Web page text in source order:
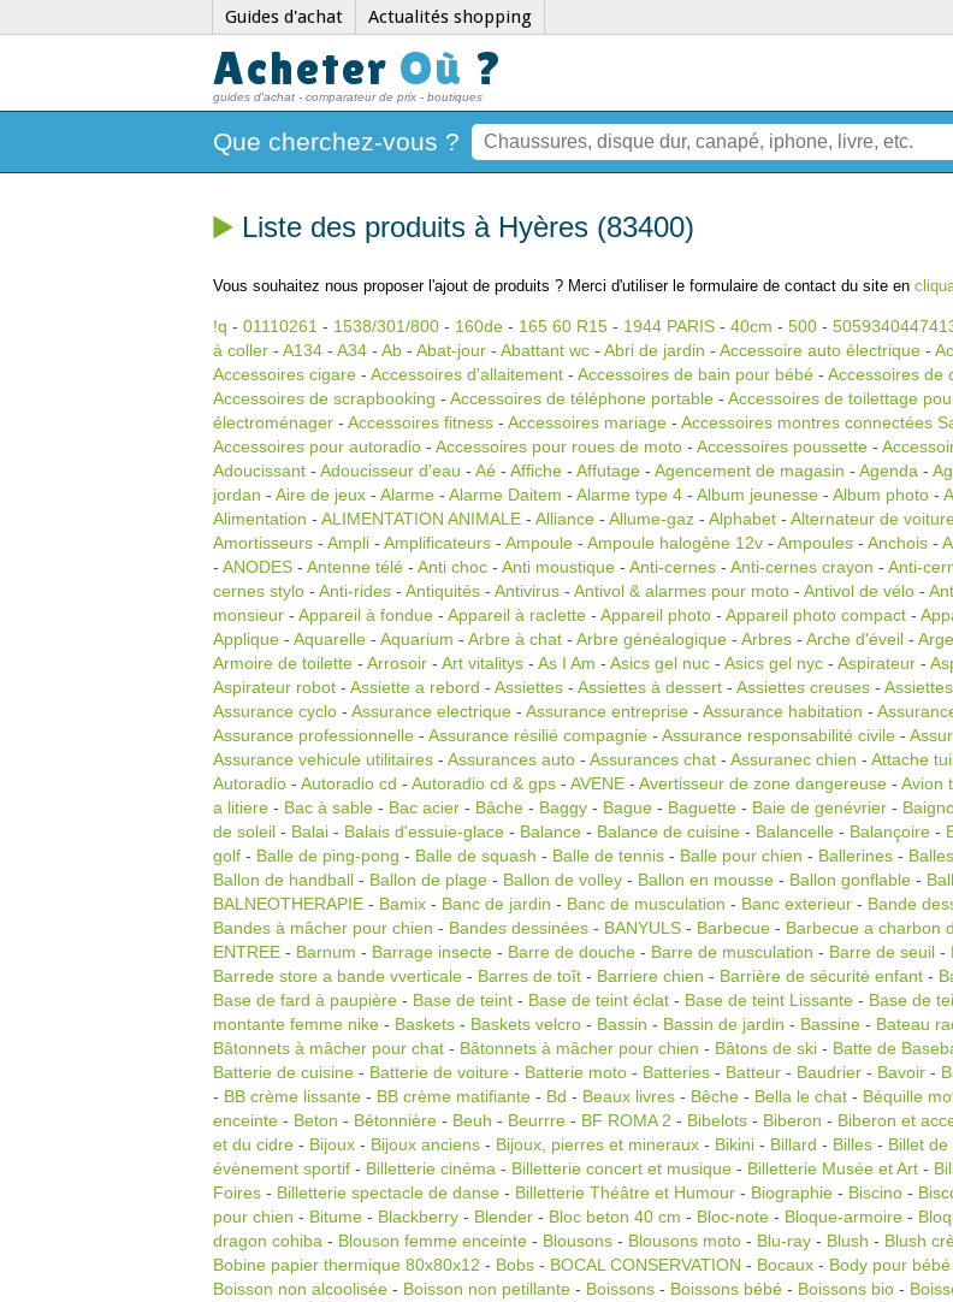
Guides d'achat Actualités shopping
Acheter Où ?
guides d'achat - comparateur de prix - boutiques
Que cherchez-vous ?
Liste des produits à Hyères (83400)
Vous souhaitez nous proposer l'ajout de produits ? Merci d'utiliser le formulaire de contact du site en
!q - 01110261 - 1538/301/800 - 160de - 165 60 R15 - 1944 PARIS - 40cm - 500 -
à coller - A134 - A34 - Ab - Abat-jour - Abattant wc - Abri de jardin - Accessoire auto électrique -
Accessoires cigare - Accessoires d'allaitement - Accessoires de bain pour bébé - Accessoires de
Accessoires de scrapbooking - Accessoires de téléphone portable - Accessoires de toilettage
électroménager - Accessoires fitness - Accessoires mariage - Accessoires montres connectées
Accessoires pour autoradio - Accessoires pour roues de moto - Accessoires poussette -
Adoucissant - Adoucisseur d'eau - Aé - Affiche - Affutage - Agencement de magasin - Agenda -
jordan - Aire de jeux - Alarme - Alarme Daitem - Alarme type 4 - Album jeunesse - Album photo -
Alimentation - ALIMENTATION ANIMALE - Alliance - Allume-gaz - Alphabet - Alternateur de
Amortisseurs - Ampli - Amplificateurs - Ampoule - Ampoule halogène 12v - Ampoules - Anchois -
- ANODES - Antenne télé - Anti choc - Anti moustique - Anti-cernes - Anti-cernes crayon - Anti-
cernes stylo - Anti-rides - Antiquités - Antivirus - Antivol & alarmes pour moto - Antivol de vélo -
monsieur - Appareil à fondue - Appareil à raclette - Appareil photo - Appareil photo compact -
Applique - Aquarelle - Aquarium - Arbre à chat - Arbre généalogique - Arbres - Arche d'éveil -
Armoire de toilette - Arrosoir - Art vitalitys - As I Am - Asics gel nuc - Asics gel nyc - Aspirateur -
Aspirateur robot - Assiette a rebord - Assiettes - Assiettes à dessert - Assiettes creuses -
Assurance cyclo - Assurance electrique - Assurance entreprise - Assurance habitation -
Assurance professionnelle - Assurance résilié compagnie - Assurance responsabilité civile -
Assurance vehicule utilitaires - Assurances auto - Assurances chat - Assuranec chien - Attache
Autoradio - Autoradio cd - Autoradio cd & gps - AVENE - Avertisseur de zone dangereuse - Avion
a litiere - Bac à sable - Bac acier - Bâche - Baggy - Bague - Baguette - Baie de genévrier -
de soleil - Balai - Balais d'essuie-glace - Balance - Balance de cuisine - Balancelle - Balançoire -
golf - Balle de ping-pong - Balle de squash - Balle de tennis - Balle pour chien - Ballerines -
Ballon de handball - Ballon de plage - Ballon de volley - Ballon en mousse - Ballon gonflable -
BALNEOTHERAPIE - Bamix - Banc de jardin - Banc de musculation - Banc exterieur - Bande
Bandes à mâcher pour chien - Bandes dessinées - BANYULS - Barbecue - Barbecue a charbon
ENTREE - Barnum - Barrage insecte - Barre de douche - Barre de musculation - Barre de seuil -
Barrede store a bande vverticale - Barres de toît - Barriere chien - Barrière de sécurité enfant -
Base de fard à paupière - Base de teint - Base de teint éclat - Base de teint Lissante - Base de
montante femme nike - Baskets - Baskets velcro - Bassin - Bassin de jardin - Bassine - Bateau
Bâtonnets à mâcher pour chat - Bâtonnets à mâcher pour chien - Bâtons de ski - Batte de
Batterie de cuisine - Batterie de voiture - Batterie moto - Batteries - Batteur - Baudrier - Bavoir -
- BB crème lissante - BB crème matifiante - Bd - Beaux livres - Bêche - Bella le chat - Béquille
enceinte - Beton - Bétonnière - Beuh - Beurrre - BF ROMA 2 - Bibelots - Biberon - Biberon et
et du cidre - Bijoux - Bijoux anciens - Bijoux, pierres et mineraux - Bikini - Billard - Billes - Billet
évènement sportif - Billetterie cinéma - Billetterie concert et musique - Billetterie Musée et Art -
Foires - Billetterie spectacle de danse - Billetterie Théâtre et Humour - Biographie - Biscino -
pour chien - Bitume - Blackberry - Blender - Bloc beton 40 cm - Bloc-note - Bloque-armoire -
dragon cohiba - Blouson femme enceinte - Blousons - Blousons moto - Blu-ray - Blush - Blush
Bobine papier thermique 80x80x12 - Bobs - BOCAL CONSERVATION - Bocaux - Body pour bébé
Boisson non alcoolisée - Boisson non petillante - Boissons - Boissons bébé - Boissons bio -